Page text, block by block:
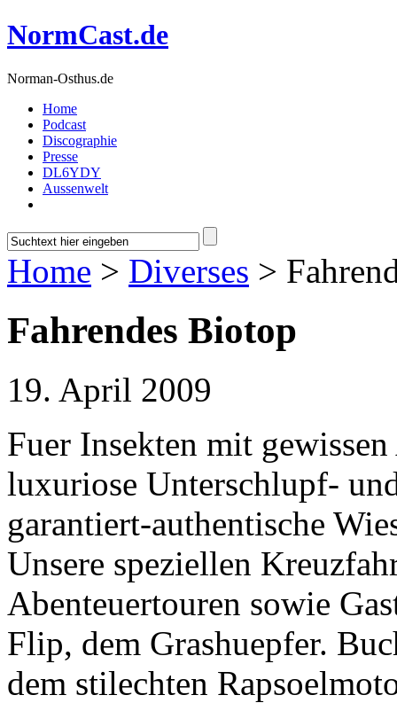
NormCast.de
Norman-Osthus.de
Home
Podcast
Discographie
Presse
DL6YDY
Aussenwelt
Home > Diverses >
Fahrendes Biotop
19. April 2009
Fuer Insekten mit
luxuriose Unterschlupf-
garantiert-authentische
Unsere speziellen
Abenteuertouren sowie
Flip, dem Grashuepfer.
dem stilechten